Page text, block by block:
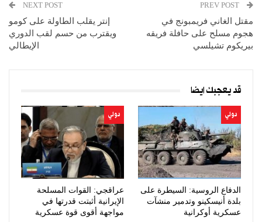
مقتل الغاني فريمبونج في
هجوم مسلح على حافلة فريقه
بيريكوم تشيلسي
NEXT POST
إنتر يقلب الطاولة على كومو
ويقترب من حسم لقب الدوري
الإيطالي
قد يعجبك ايضا
دولي
الدفاع الروسية: السيطرة على
بلدة أنيسكينو وتدمير منشآت
عسكرية أوكرانية
دولي
عراقجي: القوات المسلحة
الإيرانية أثبتت قدرتها في
مواجهة أقوى قوة عسكرية